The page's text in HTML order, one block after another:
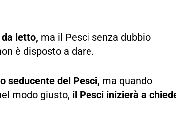
letto, ma il Pesci senza dubbio
è disposto a dare.
seducente del Pesci, ma quando
modo giusto, il Pesci inizierà a